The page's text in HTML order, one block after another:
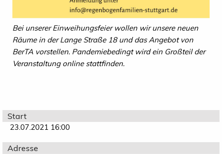
Bei unserer Einweihungsfeier wollen wir unsere neuen
Räume in der Lange Straße 18 und das Angebot von
BerTA vorstellen. Pandemiebedingt wird ein Großteil der
Veranstaltung online stattfinden.
Start
23.07.2021 16:00
Adresse